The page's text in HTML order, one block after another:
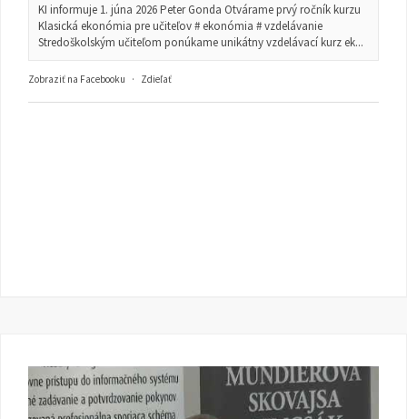
KI informuje 1. júna 2026 Peter Gonda Otvárame prvý ročník kurzu
Klasická ekonómia pre učiteľov # ekonómia # vzdelávanie
Stredoškolským učiteľom ponúkame unikátny vzdelávací kurz ek...
Zobraziť na Facebooku · Zdieľať